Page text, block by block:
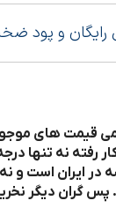
رایگان و پود
نه تنها
ایران است و
گران دیگر